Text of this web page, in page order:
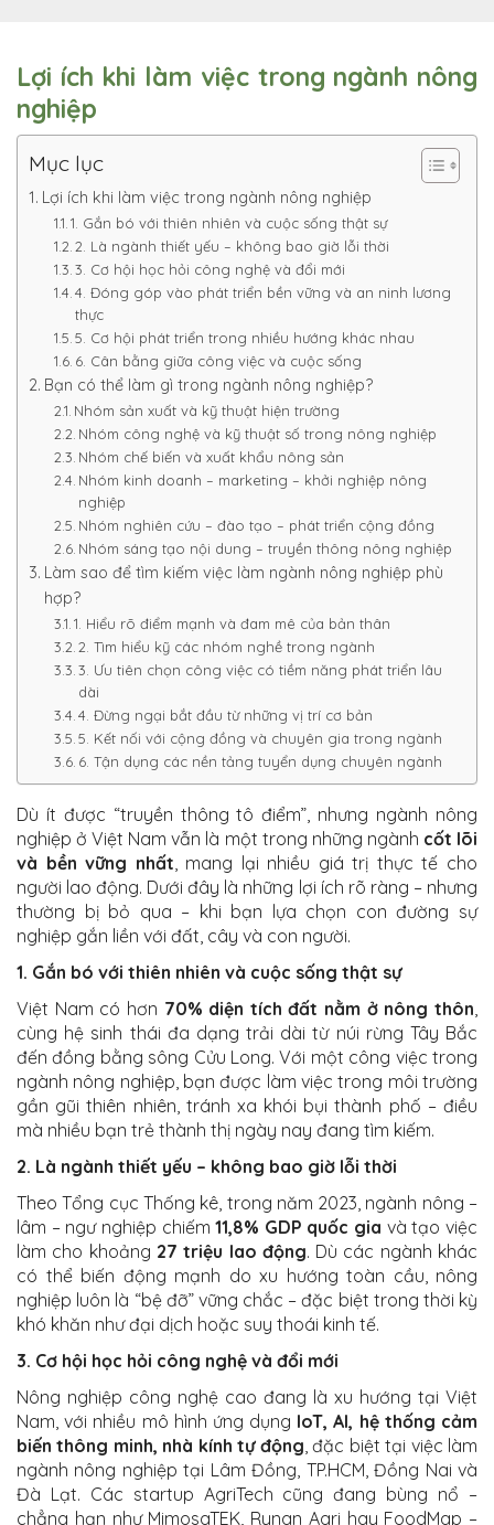
Lợi ích khi làm việc trong ngành nông
nghiệp
Mục lục
Lợi ích khi làm việc trong ngành nông nghiệp
1. Gắn bó với thiên nhiên và cuộc sống thật sự
2. Là ngành thiết yếu – không bao giờ lỗi thời
3. Cơ hội học hỏi công nghệ và đổi mới
4. Đóng góp vào phát triển bền vững và an ninh lương
thực
5. Cơ hội phát triển trong nhiều hướng khác nhau
6. Cân bằng giữa công việc và cuộc sống
Bạn có thể làm gì trong ngành nông nghiệp?
Nhóm sản xuất và kỹ thuật hiện trường
Nhóm công nghệ và kỹ thuật số trong nông nghiệp
Nhóm chế biến và xuất khẩu nông sản
Nhóm kinh doanh – marketing – khởi nghiệp nông
nghiệp
Nhóm nghiên cứu – đào tạo – phát triển cộng đồng
Nhóm sáng tạo nội dung – truyền thông nông nghiệp
Làm sao để tìm kiếm việc làm ngành nông nghiệp phù
hợp?
1. Hiểu rõ điểm mạnh và đam mê của bản thân
2. Tìm hiểu kỹ các nhóm nghề trong ngành
3. Ưu tiên chọn công việc có tiềm năng phát triển lâu
dài
4. Đừng ngại bắt đầu từ những vị trí cơ bản
5. Kết nối với cộng đồng và chuyên gia trong ngành
6. Tận dụng các nền tảng tuyển dụng chuyên ngành
Dù ít được “truyền thông tô điểm”, nhưng ngành nông
nghiệp ở Việt Nam vẫn là một trong những ngành cốt lõi
và bền vững nhất, mang lại nhiều giá trị thực tế cho
người lao động. Dưới đây là những lợi ích rõ ràng – nhưng
thường bị bỏ qua – khi bạn lựa chọn con đường sự
nghiệp gắn liền với đất, cây và con người.
1. Gắn bó với thiên nhiên và cuộc sống thật sự
Việt Nam có hơn 70% diện tích đất nằm ở nông thôn,
cùng hệ sinh thái đa dạng trải dài từ núi rừng Tây Bắc
đến đồng bằng sông Cửu Long. Với một công việc trong
ngành nông nghiệp, bạn được làm việc trong môi trường
gần gũi thiên nhiên, tránh xa khói bụi thành phố – điều
mà nhiều bạn trẻ thành thị ngày nay đang tìm kiếm.
2. Là ngành thiết yếu – không bao giờ lỗi thời
Theo Tổng cục Thống kê, trong năm 2023, ngành nông –
lâm – ngư nghiệp chiếm11,8% GDP quốc gia và tạo việc
làm cho khoảng 27 triệu lao động. Dù các ngành khác
có thể biến động mạnh do xu hướng toàn cầu, nông
nghiệp luôn là “bệ đỡ” vững chắc – đặc biệt trong thời kỳ
khó khăn như đại dịch hoặc suy thoái kinh tế.
3. Cơ hội học hỏi công nghệ và đổi mới
Nông nghiệp công nghệ cao đang là xu hướng tại Việt
Nam, với nhiều mô hình ứng dụng IoT, AI, hệ thống cảm
biến thông minh, nhà kính tự động, đặc biệt tại việc làm
ngành nông nghiệp tại Lâm Đồng, TP.HCM, Đồng Nai và
Đà Lạt. Các startup AgriTech cũng đang bùng nổ –
chẳng hạn như MimosaTEK, Rynan Agri hay FoodMap –